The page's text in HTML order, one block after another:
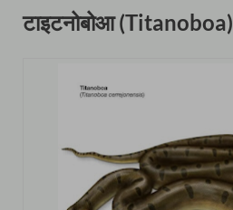
टाइटनोबोआ (Titanoboa)